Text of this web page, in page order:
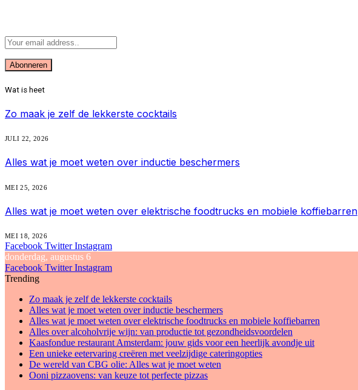
Wat is heet
Zo maak je zelf de lekkerste cocktails
JULI 22, 2026
Alles wat je moet weten over inductie beschermers
MEI 25, 2026
Alles wat je moet weten over elektrische foodtrucks en mobiele koffiebarren
MEI 18, 2026
Facebook Twitter Instagram
donderdag, augustus 6
Facebook Twitter Instagram
Trending
Zo maak je zelf de lekkerste cocktails
Alles wat je moet weten over inductie beschermers
Alles wat je moet weten over elektrische foodtrucks en mobiele koffiebarren
Alles over alcoholvrije wijn: van productie tot gezondheidsvoordelen
Kaasfondue restaurant Amsterdam: jouw gids voor een heerlijk avondje uit
Een unieke eetervaring creëren met veelzijdige cateringopties
De wereld van CBG olie: Alles wat je moet weten
Ooni pizzaovens: van keuze tot perfecte pizzas